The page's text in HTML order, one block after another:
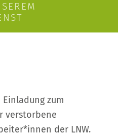
zum
verstorbene
der LNW.